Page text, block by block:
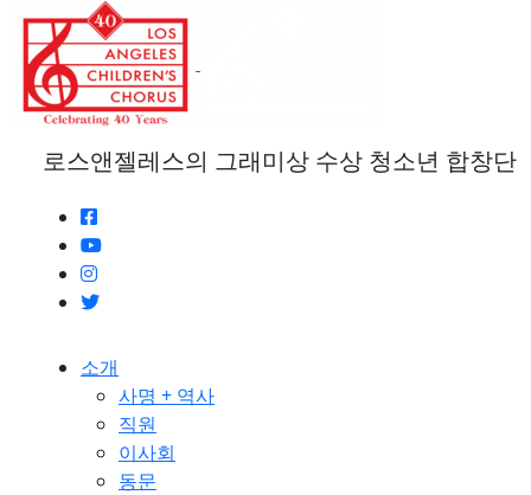
로스앤젤레스의 그래미상 수상 청소년 합창단
소개
사명 + 역사
직원
이사회
동문